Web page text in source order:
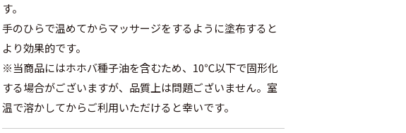
す。
手のひらで温めてからマッサージをするように塗布すると
より効果的です。
※当商品にはホホバ種子油を含むため、10℃以下で固形化
する場合がございますが、品質上は問題ございません。室
温で溶かしてからご利用いただけると幸いです。